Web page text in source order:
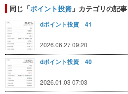
同じ「ポイント投資 」カテゴリの記事
dポイント投資 41
2026.06.27 09:20
dポイント投資 40
2026.01.03 07:03